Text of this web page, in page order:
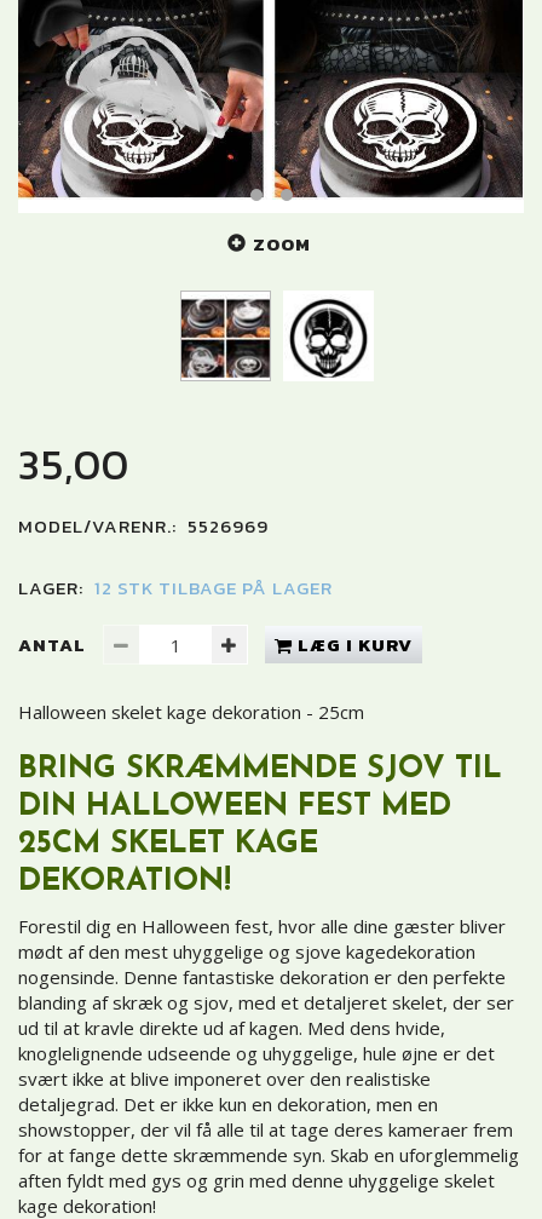
ZOOM
35,00
MODEL/VARENR.: 5526969
LAGER: 12 STK TILBAGE PÅ LAGER
ANTAL LÆG I KURV
Halloween skelet kage dekoration - 25cm
BRING SKRÆMMENDE SJOV TIL
DIN HALLOWEEN FEST MED
25CM SKELET KAGE
DEKORATION!
Forestil dig en Halloween fest, hvor alle dine gæster bliver
mødt af den mest uhyggelige og sjove kagedekoration
nogensinde. Denne fantastiske dekoration er den perfekte
blanding af skræk og sjov, med et detaljeret skelet, der ser
ud til at kravle direkte ud af kagen. Med dens hvide,
knoglelignende udseende og uhyggelige, hule øjne er det
svært ikke at blive imponeret over den realistiske
detaljegrad. Det er ikke kun en dekoration, men en
showstopper, der vil få alle til at tage deres kameraer frem
for at fange dette skræmmende syn. Skab en uforglemmelig
aften fyldt med gys og grin med denne uhyggelige skelet
kage dekoration!